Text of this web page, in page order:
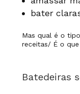
bater
Mas qual é o
receitas/ É o
Batedeiras